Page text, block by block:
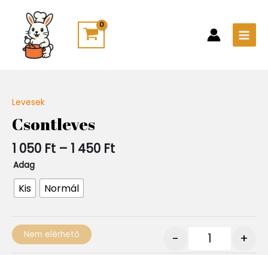
content
Levesek
Csontleves
1 050 Ft – 1 450 Ft-
1
Adag
Kis Normál
- +
Nem elérhető